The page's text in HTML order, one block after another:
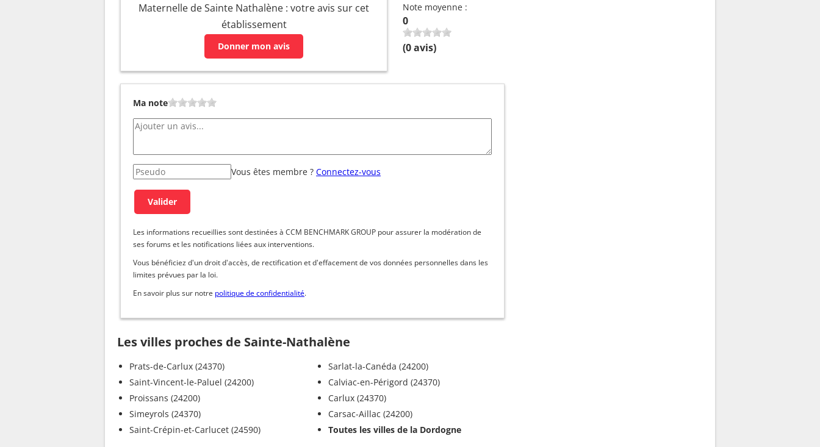
Maternelle de Sainte Nathalène : votre avis sur cet
établissement
Donner mon avis
Note moyenne :
0
(0avis)
Ma note
Vous êtes membre ? Connectez-vous
Les informations recueillies sont destinées à CCM BENCHMARK GROUP pour assurer la modération de
ses forums et les notifications liées aux interventions.
Vous bénéficiez d'un droit d'accès, de rectification et d'effacement de vos données personnelles dans les
limites prévues par la loi.
En savoir plus sur notre politique de confidentialité.
Les villes proches de Sainte-Nathalène
Prats-de-Carlux (24370)
Saint-Vincent-le-Paluel (24200)
Proissans (24200)
Simeyrols (24370)
Saint-Crépin-et-Carlucet (24590)
Sarlat-la-Canéda (24200)
Calviac-en-Périgord (24370)
Carlux (24370)
Carsac-Aillac (24200)
Toutes les villes de la Dordogne